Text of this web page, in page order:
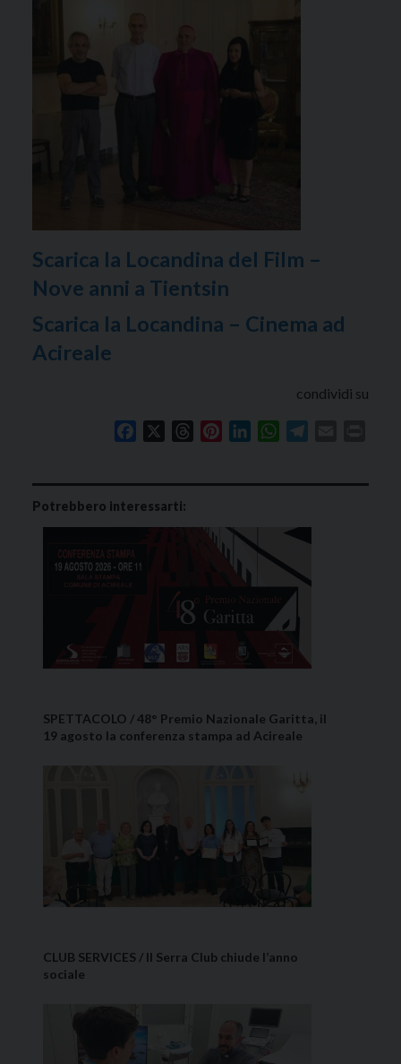
Scarica la Locandina del Film –
Nove anni a Tientsin
Scarica la Locandina – Cinema ad
Acireale
condividi su
Facebook ThreadsPinterestLinkedInWhatsApp
Potrebbero interessarti:
SPETTACOLO / 48° Premio Nazionale Garitta, il
19 agosto la conferenza stampa ad Acireale
CLUB SERVICES / Il Serra Club chiude l’anno
sociale